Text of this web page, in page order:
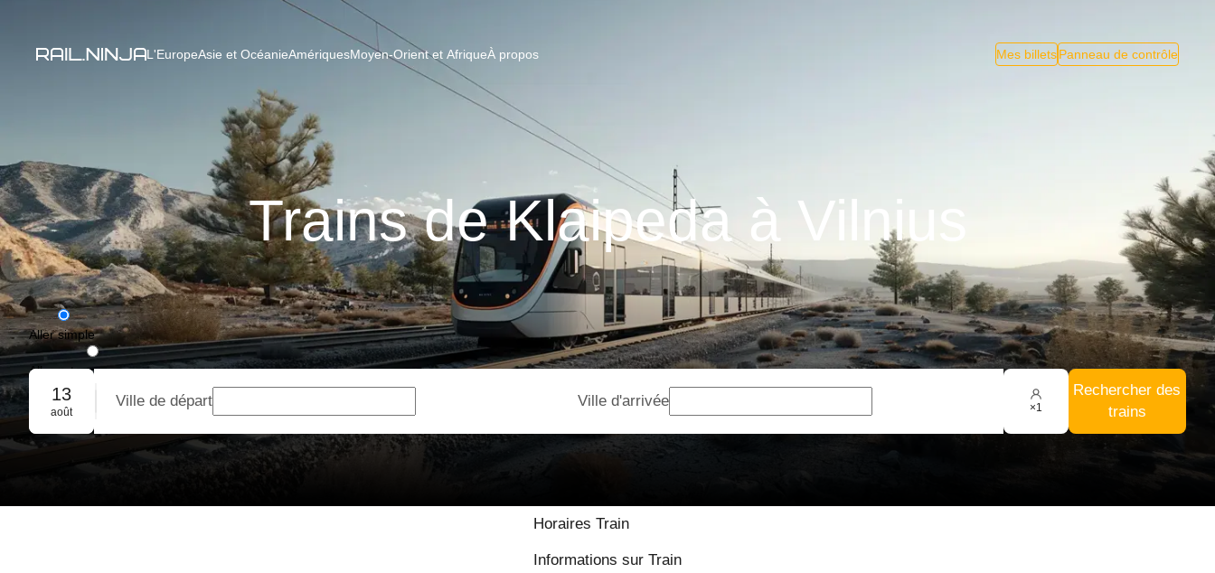
L'EuropeAsie et OcéanieAmériquesMoyen-Orient et AfriqueÀ propos Mes billetsPanneau de contrôle
Trains de Klaipeda à Vilnius
Aller simple
Aller-retour
Réservation de groupe
13
août
Ville de départ Ville d'arrivée ×1
Rechercher des
trains
Horaires Train
Informations sur Train